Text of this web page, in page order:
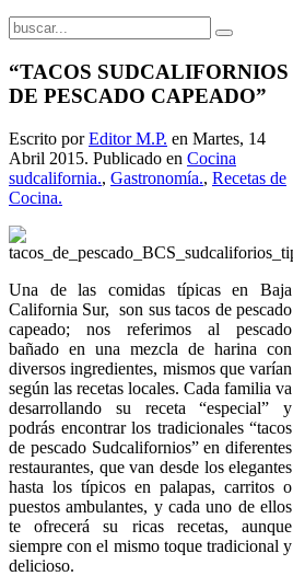
“TACOS SUDCALIFORNIOS
DE PESCADO CAPEADO”
Escrito porEditor M.P. en Martes, 14
Abril 2015. Publicado en Cocina
sudcalifornia., Gastronomía., Recetas de
Cocina.
Una de las comidas típicas en Baja
California Sur, son sus tacos de pescado
capeado; nos referimos al pescado
bañado en una mezcla de harina con
diversos ingredientes, mismos que varían
según las recetas locales. Cada familia va
desarrollando su receta “especial” y
podrás encontrar los tradicionales “tacos
de pescado Sudcalifornios” en diferentes
restaurantes, que van desde los elegantes
hasta los típicos en palapas, carritos o
puestos ambulantes, y cada uno de ellos
te ofrecerá su ricas recetas, aunque
siempre con el mismo toque tradicional y
delicioso.